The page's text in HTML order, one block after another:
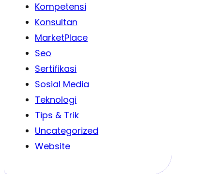
Kompetensi
Konsultan
MarketPlace
Seo
Sertifikasi
Sosial Media
Teknologi
Tips & Trik
Uncategorized
Website